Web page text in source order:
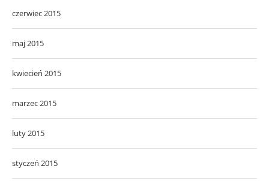
czerwiec 2015
maj 2015
kwiecień 2015
marzec 2015
luty 2015
styczeń 2015